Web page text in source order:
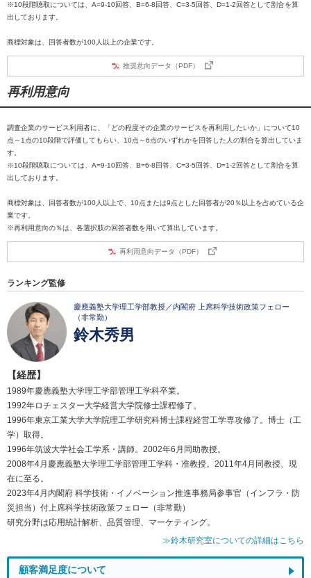
※10段階聴取については、A=9-10回答、B=6-8回答、C=3-5回答、D=1-2回答として割合を算
出しております。
商標対象は、回答者数が100人以上の企業です。
推奨意向データ（PDF）
再利用意向
調査企業のサービス利用者に、「どの程度その企業のサービスを再利用したいか」について10
点～1点の10段階で評価してもらい、10点～6点のいずれかを回答した人の割合を算出していま
す。
※10段階聴取については、A=9-10回答、B=6-8回答、C=3-5回答、D=1-2回答として割合を算
出しております。
商標対象は、回答者数が100人以上で、10点または9点とした回答者が20％以上を占めている企
業です。
※再利用意向の％は、各選択肢の回答者数を用いて算出しています。
再利用意向データ（PDF）
ランキング監修
慶應義塾大学理工学部教授／内閣府 上席科学技術政策フェロー
（非常勤）
鈴木秀男
【経歴】
1989年慶應義塾大学理工学部管理工学科卒業。
1992年ロチェスター大学経営大学院修士課程修了。
1996年東京工業大学大学院理工学研究科博士課程経営工学専攻修了。博士（工
学）取得。
1996年筑波大学社会工学系・講師。2002年6月同助教授。
2008年4月慶應義塾大学理工学部管理工学科・准教授。2011年4月同教授、現
在に至る。
2023年4月内閣府 科学技術・イノベーション推進事務局参事官（インフラ・防
災担当）付上席科学技術政策フェロー（非常勤）
研究分野は応用統計解析、品質管理、マーケティング。
≫鈴木研究室についての詳細はこちら
顧客満足度について